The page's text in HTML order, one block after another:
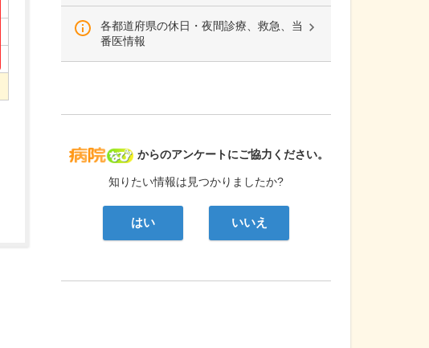
各都道府県の休日・夜間診療、救急、当
番医情報
病院なび
からのアンケートにご協力ください。
知りたい情報は見つかりましたか?
はい いいえ